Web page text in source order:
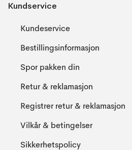
Kundservice
Kundeservice
Bestillingsinformasjon
Spor pakken din
Retur & reklamasjon
Registrer retur & reklamasjon
Vilkår & betingelser
Sikkerhetspolicy